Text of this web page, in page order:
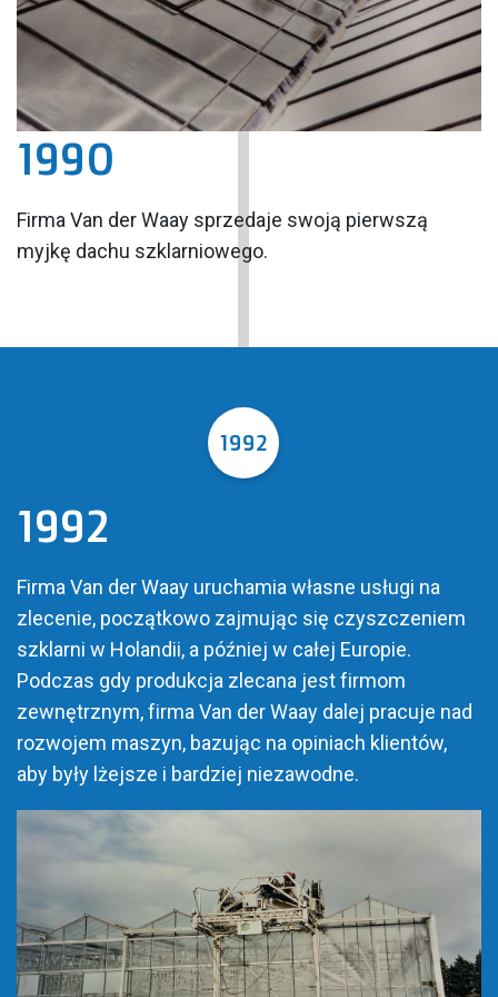
1990
Firma Van der Waay sprzedaje swoją pierwszą
myjkę dachu szklarniowego.
1992
1992
Firma Van der Waay uruchamia własne usługi na
zlecenie, początkowo zajmując się czyszczeniem
szklarni w Holandii, a później w całej Europie.
Podczas gdy produkcja zlecana jest firmom
zewnętrznym, firma Van der Waay dalej pracuje nad
rozwojem maszyn, bazując na opiniach klientów,
aby były lżejsze i bardziej niezawodne.